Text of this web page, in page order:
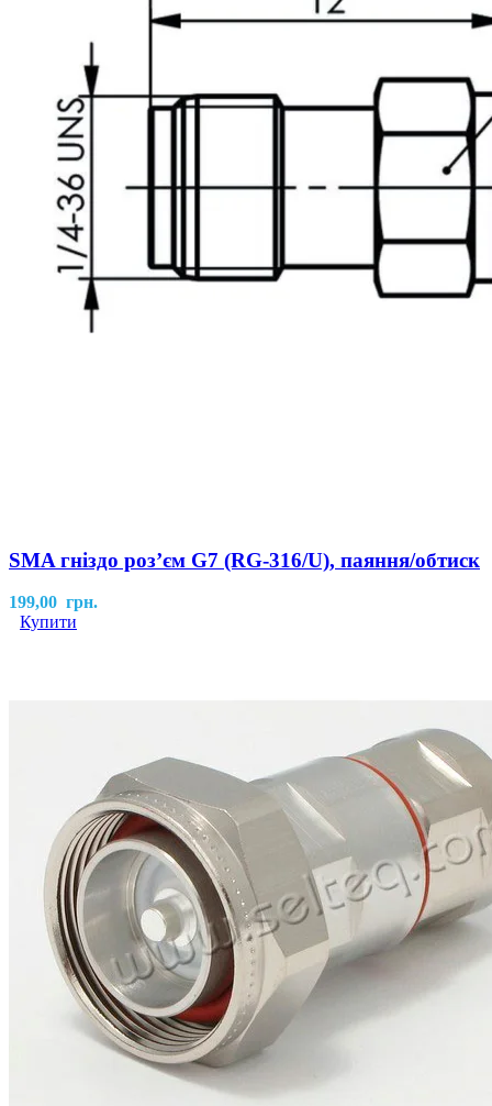
SMA гніздо розʼєм G7 (RG-316/U), паяння/обтиск
199,00 грн.
Купити